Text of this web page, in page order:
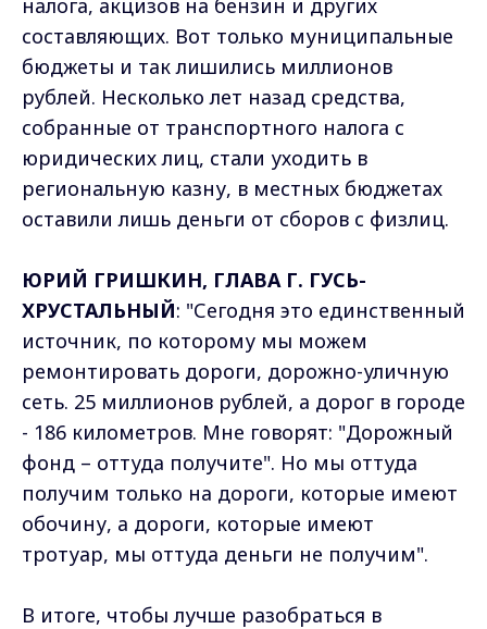
составляющих. Вот только муниципальные
бюджеты и так лишились миллионов
рублей. Несколько лет назад средства,
собранные от транспортного налога с
юридических лиц, стали уходить в
региональную казну, в местных бюджетах
оставили лишь деньги от сборов с физлиц.
ЮРИЙ ГРИШКИН, ГЛАВА Г. ГУСЬ-
ХРУСТАЛЬНЫЙ: "Сегодня это единственный
источник, по которому мы можем
ремонтировать дороги, дорожно-уличную
сеть. 25 миллионов рублей, а дорог в городе
- 186 километров. Мне говорят: "Дорожный
фонд – оттуда получите". Но мы оттуда
получим только на дороги, которые имеют
обочину, а дороги, которые имеют
тротуар, мы оттуда деньги не получим".
В итоге, чтобы лучше разобраться в